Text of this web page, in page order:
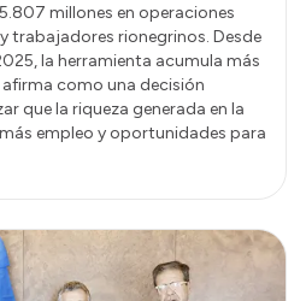
millones en operaciones
trabajadores rionegrinos. Desde
la herramienta acumula más
como una decisión
que la riqueza generada en la
empleo y oportunidades para